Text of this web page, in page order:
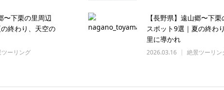
〜下栗の里周辺
終わり、天空の
ツーリング
【長野県】遠山郷〜下
スポット9選｜夏の終わ
里に導かれ
2026.03.16 絶景ツーリン